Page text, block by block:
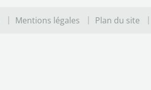
Mentions légales Plan du site